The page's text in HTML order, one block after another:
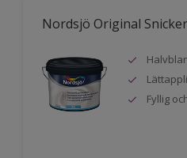
Nordsjö Original
Fyllig